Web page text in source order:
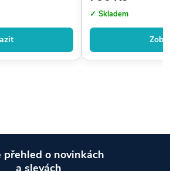
✓ Skladem
přehled o novinkách
a slevách